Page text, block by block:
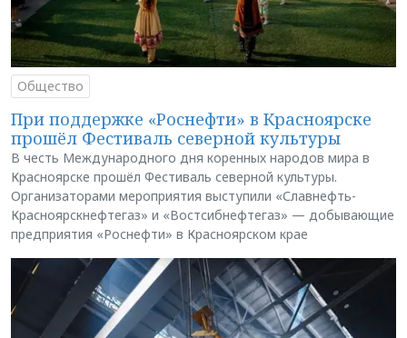
Общество
При поддержке «Роснефти» в Красноярске
прошёл Фестиваль северной культуры
В честь Международного дня коренных народов мира в
Красноярске прошёл Фестиваль северной культуры.
Организаторами мероприятия выступили «Славнефть-
Красноярскнефтегаз» и «Востсибнефтегаз» — добывающие
предприятия «Роснефти» в Красноярском крае